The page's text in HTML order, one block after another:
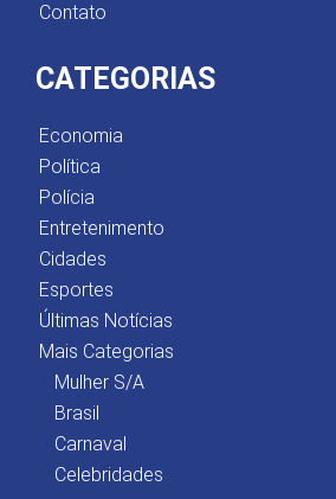
Contato
CATEGORIAS
Economia
Política
Polícia
Entretenimento
Cidades
Esportes
Últimas Notícias
Mais Categorias
Mulher S/A
Brasil
Carnaval
Celebridades